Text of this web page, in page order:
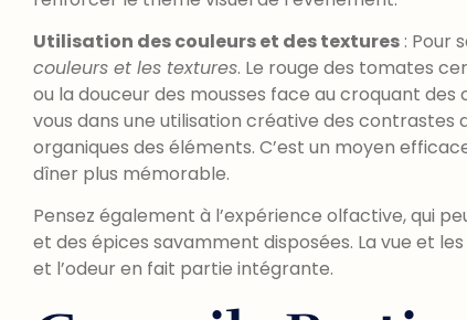
Utilisation des couleurs et des textures : Pour
couleurs et les textures. Le rouge des tomates
ou la douceur des mousses face au croquant
vous dans une utilisation créative des
organiques des éléments. C’est un moyen
dîner plus mémorable.
Pensez également à l’expérience olfactive, qui
et des épices savamment disposées. La vue et
et l’odeur en fait partie intégrante.